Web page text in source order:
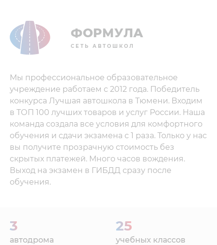
ФОРМУЛА
СЕТЬ АВТОШКОЛ
Мы профессиональное образовательное
учреждение работаем с 2012 года. Победитель
конкурса Лучшая автошкола в Тюмени. Входим
в ТОП 100 лучших товаров и услуг России. Наша
команда создала все условия для комфортного
обучения и сдачи экзамена с 1 раза. Только у нас
вы получите прозрачную стоимость без
скрытых платежей. Много часов вождения.
Выход на экзамен в ГИБДД сразу после
обучения.
3
автодрома
25
учебных классов